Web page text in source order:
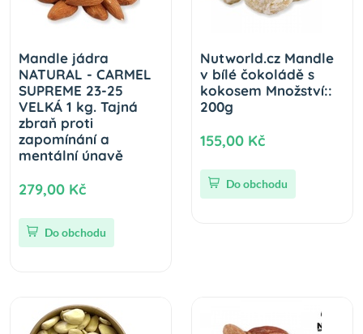
Mandle jádra
NATURAL - CARMEL
SUPREME 23-25
VELKÁ 1 kg. Tajná
zbraň proti
zapomínání a
mentální únavě
279,00 Kč
Do obchodu
Nutworld.cz Mandle
v bílé čokoládě s
kokosem Množství::
200g
155,00 Kč
Do obchodu